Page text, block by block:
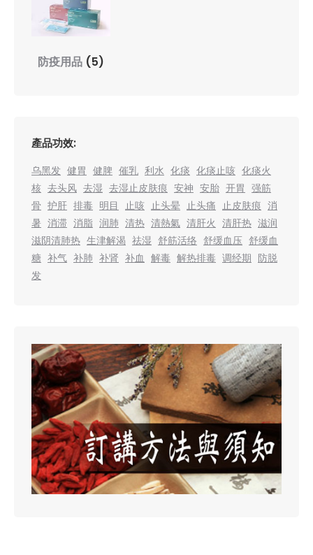
防疫用品 (5)
產品功效:
乌黑发 健胃 健脾 催乳 利水 化痰 化痰止咳 化痰火
核 去头风 去湿 去湿止皮肤痕 安神 安胎 开胃 强筋
骨 护肝 排毒 明目 止咳 止头晕 止头痛 止皮肤痕 消
暑 消滞 消脂 润肺 清热 清熱氣 清肝火 清肝热 滋润
滋阴清肺热 生津解渴 祛湿 舒筋活络 舒缓血压 舒缓血
糖 补气 补肺 补肾 补血 解毒 解热排毒 调经期 防脱
发